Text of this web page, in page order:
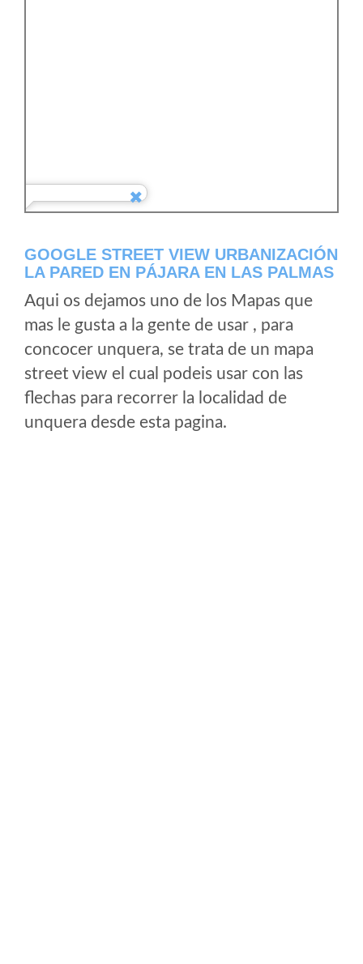
GOOGLE STREET VIEW URBANIZACIÓN
LA PARED EN PÁJARA EN LAS PALMAS
Aqui os dejamos uno de los Mapas que
mas le gusta a la gente de usar , para
concocer unquera, se trata de un mapa
street view el cual podeis usar con las
flechas para recorrer la localidad de
unquera desde esta pagina.